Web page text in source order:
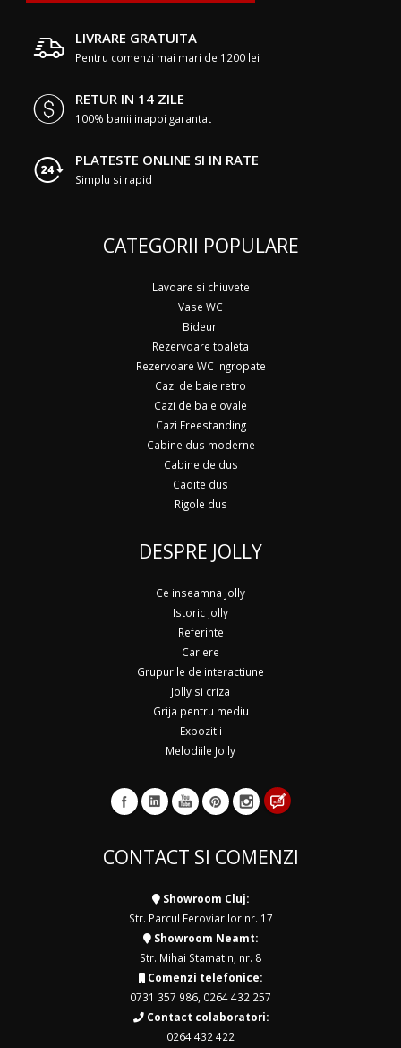
LIVRARE GRATUITA
Pentru comenzi mai mari de 1200 lei
RETUR IN 14 ZILE
100% banii inapoi garantat
PLATESTE ONLINE SI IN RATE
Simplu si rapid
CATEGORII POPULARE
Lavoare si chiuvete
Vase WC
Bideuri
Rezervoare toaleta
Rezervoare WC ingropate
Cazi de baie retro
Cazi de baie ovale
Cazi Freestanding
Cabine dus moderne
Cabine de dus
Cadite dus
Rigole dus
DESPRE JOLLY
Ce inseamna Jolly
Istoric Jolly
Referinte
Cariere
Grupurile de interactiune
Jolly si criza
Grija pentru mediu
Expozitii
Melodiile Jolly
CONTACT SI COMENZI
Showroom Cluj:
Str. Parcul Feroviarilor nr. 17
Showroom Neamt:
Str. Mihai Stamatin, nr. 8
Comenzi telefonice:
0731 357 986 0264 432 257
Contact colaboratori:
0264 432 422